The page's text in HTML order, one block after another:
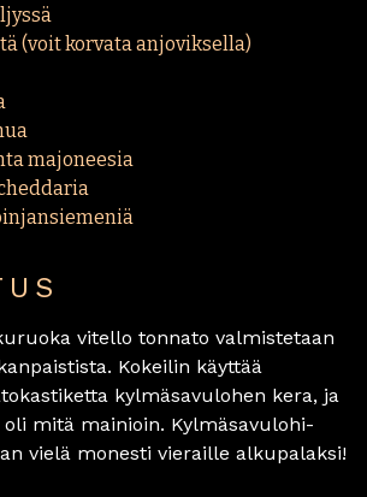
(voit korvata anjoviksella)
majoneesia
vitello tonnato valmistetaan
Kokeilin käyttää
kylmäsavulohen kera, ja
mitä mainioin. Kylmäsavulohi-
vielä monesti vieraille alkupalaksi!